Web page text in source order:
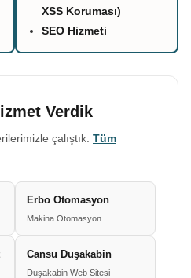
XSS Koruması)
SEO Hizmeti
Verdik
çalıştık. Tüm
Erbo Otomasyon
Makina Otomasyon
Cansu Duşakabin
Duşakabin Web Sitesi